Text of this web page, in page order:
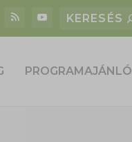
PROGRAMAJÁNLÓ